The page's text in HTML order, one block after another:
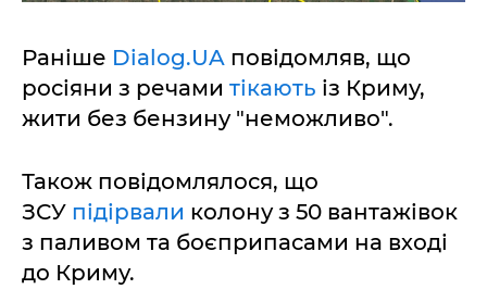
Раніше Dialog.UA повідомляв, що
росіяни з речами тікають із Криму,
жити без бензину "неможливо".
Також повідомлялося, що
ЗСУ підірвали колону з 50 вантажівок
з паливом та боєприпасами на вході
до Криму.